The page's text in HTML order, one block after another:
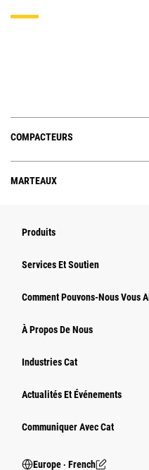
COMPACTEURS
MARTEAUX
Produits
Services Et Soutien
Comment Pouvons-Nous Vous
À Propos De Nous
Industries Cat
Actualités Et Événements
Communiquer Avec Cat
Europe ‧ French